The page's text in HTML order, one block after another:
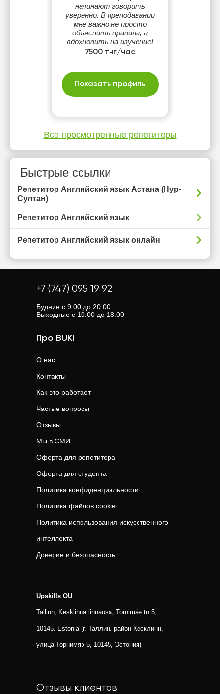
начинают говорить
уверенно. В преподавании
мне важно не просто
объяснить правила, а
вдохновить на изучение!
7500 тнг/час
Показать профиль
Все просмотренные репетиторы
Быстрые ссылки
Репетитор Английский язык Астана (Нур-
Султан)
Репетитор Английский язык
Репетитор Английский язык онлайн
+7 (747) 095 19 92
Будние с 9.00 до 20.00
Выходные с 10.00 до 18.00
Про BUKI
О нас
Контакты
Как это работает
Частые вопросы
Отзывы
Мы в СМИ
Оферта для репетитора
Оферта для студента
Политика конфиденциальности
Политика файлов cookie
Политика использования искусственного
интеллекта
Доверие и безопасность
Upskills OU
Tallinn, Kesklinna linnaosa, Tornimäe tn 5,
10145, Estonia (г. Таллин, район Кесклинн,
улица Торнимяэ 5, 10145, Эстония)
Отзывы клиентов